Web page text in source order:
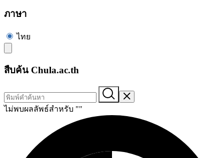
ภาษา
ไทย
สืบค้น Chula.ac.th
ไม่พบผลลัพธ์สำหรับ ""